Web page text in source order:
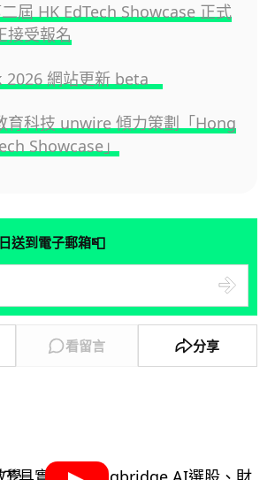
屆 HK EdTech Showcase 正式
接受報名
2026 網站更新 beta
育科技 unwire 傾力策劃「Hong
Showcase」
送到電子郵箱📮
看留言 分享